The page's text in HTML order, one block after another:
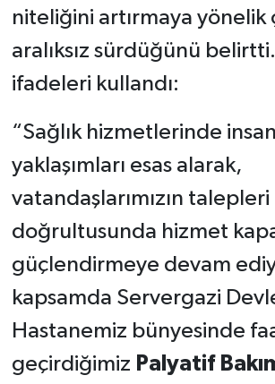
niteliğini artırmaya yönelik
aralıksız sürdüğünü
ifadeleri kullandı:
“Sağlık hizmetlerinde
yaklaşımları esas alarak,
vatandaşlarımızın talepleri
doğrultusunda hizmet
güçlendirmeye devam
kapsamda Servergazi
Hastanemiz bünyesinde
geçirdiğimiz Palyatif